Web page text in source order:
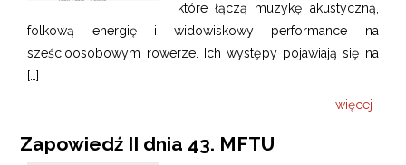
które łączą muzykę akustyczną,
folkową energię i widowiskowy performance na
sześcioosobowym rowerze. Ich występy pojawiają się na
[…]
więcej
Zapowiedź II dnia 43. MFTU